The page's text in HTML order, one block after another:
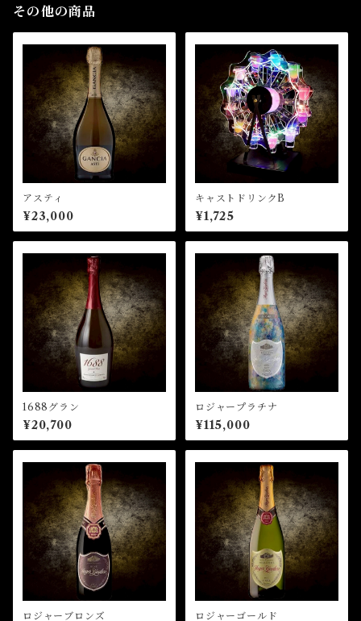
その他の商品
アスティ
¥23,000
キャストドリンクB
¥1,725
1688グラン
¥20,700
ロジャープラチナ
¥115,000
ロジャーブロンズ ロジャーゴールド